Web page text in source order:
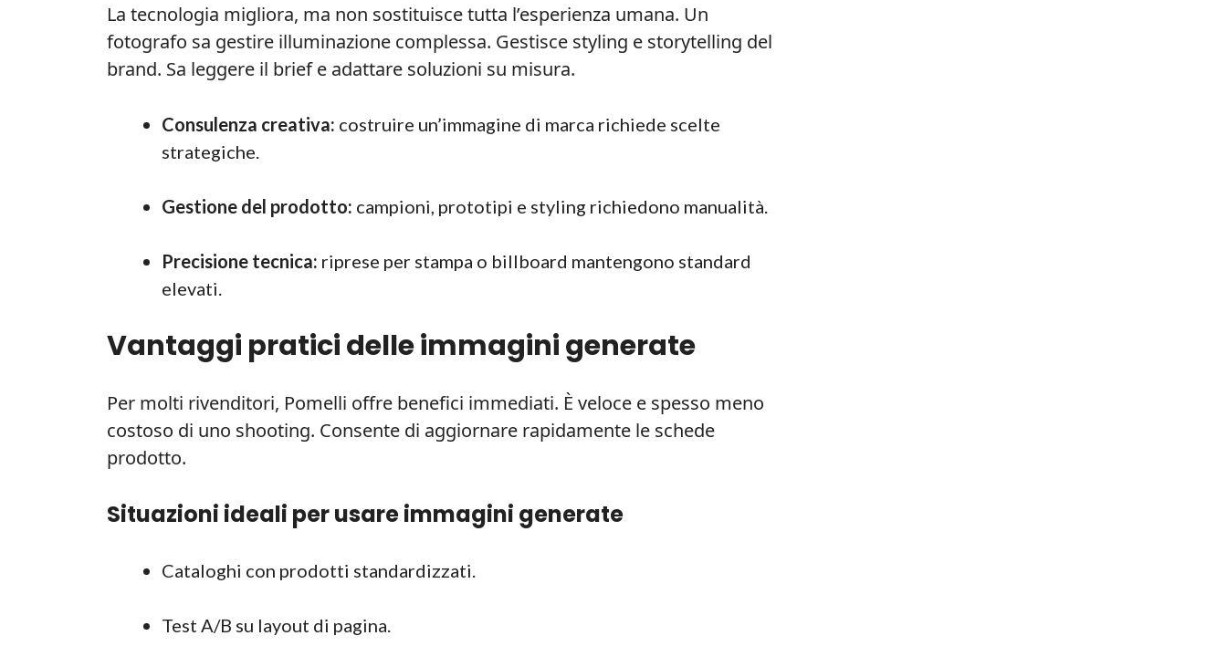
La tecnologia migliora, ma non sostituisce tutta l’esperienza umana. Un
fotografo sa gestire illuminazione complessa. Gestisce styling e storytelling del
brand. Sa leggere il brief e adattare soluzioni su misura.
Consulenza creativa: costruire un’immagine di marca richiede scelte
strategiche.
Gestione del prodotto: campioni, prototipi e styling richiedono manualità.
Precisione tecnica: riprese per stampa o billboard mantengono standard
elevati.
Vantaggi pratici delle immagini generate
Per molti rivenditori, Pomelli offre benefici immediati. È veloce e spesso meno
costoso di uno shooting. Consente di aggiornare rapidamente le schede
prodotto.
Situazioni ideali per usare immagini generate
Cataloghi con prodotti standardizzati.
Test A/B su layout di pagina.